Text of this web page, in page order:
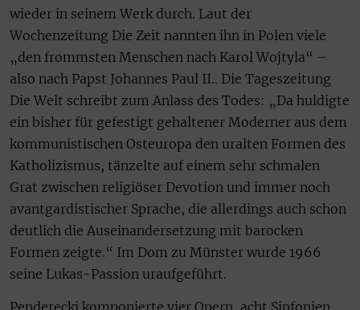
wieder in seinem Werk durch. Laut der
Wochenzeitung Die Zeit nannten ihn in Polen viele
„den frommsten Menschen nach Karol Wojtyla“ –
also nach Papst Johannes Paul II.. Die Tageszeitung
Die Welt schreibt zum Anlass des Todes: „Da huldigte
ein bisher für gefestigt gehaltener Moderner aus dem
kommunistischen Osteuropa den uralten Formen des
Katholizismus, tänzelte auf einem sehr schmalen
Grat zwischen religiöser Devotion und immer noch
avantgardistischer Sprache, die allerdings auch schon
deutlich die Auseinandersetzung mit barocken
Formen zeigte.“ Im Dom zu Münster wurde 1966
seine Lukas-Passion uraufgeführt.